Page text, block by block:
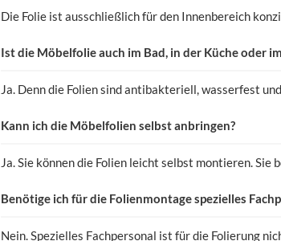
Die Folie ist ausschließlich für den Innenbereich
Ist die Möbelfolie auch im Bad, in der Küche oder
Ja. Denn die Folien sind antibakteriell, wasserfest
Kann ich die Möbelfolien selbst anbringen?
Ja. Sie können die Folien leicht selbst montieren.
Benötige ich für die Folienmontage spezielles
Nein. Spezielles Fachpersonal ist für die Folierung